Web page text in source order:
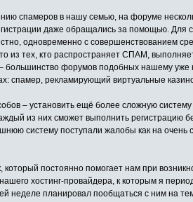
спамеров в нашу семью, на форуме
даже обращались за помощью. Для
одновременно с совершенствованием
из тех, кто распространяет СПАМ,
большинство форумов подобных нашему
спамер, рекламирующий виртуальные
– установить ещё более сложную
из них сможет выполнить регистрацию
систему поступали жалобы как на
который постоянно помогает нам при
хостинг-провайдера, к которым я
неделе планировал пообщаться с ним на